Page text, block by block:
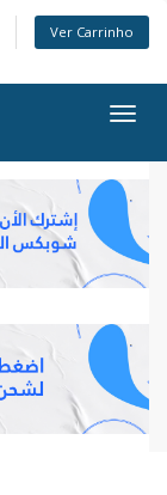
Ver Carrinho